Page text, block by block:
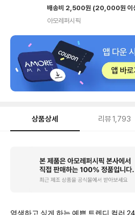
배송비 2,500원 (20,000원 이
아모레퍼시픽
상품상세 리뷰1,793
염색하고 싶게 하는 예쁜 트렌디 컬러